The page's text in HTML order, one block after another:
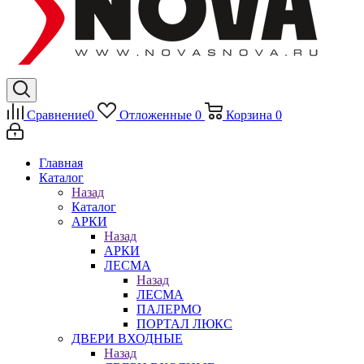
Сравнение0 Отложенные 0 Корзина 0
Главная
Каталог
Назад
Каталог
АРКИ
Назад
АРКИ
ЛЕСМА
Назад
ЛЕСМА
ПАЛЕРМО
ПОРТАЛ ЛЮКС
ДВЕРИ ВХОДНЫЕ
Назад